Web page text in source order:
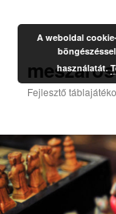
Fejlesztő
A weboldal
használatát.